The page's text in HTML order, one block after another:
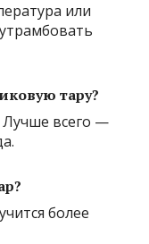
или
тару?
Лучше всего —
более